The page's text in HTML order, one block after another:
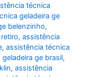
técnica
geladeira ge
belenzinho,
,assistência
,assistência técnica
ge brasil,
,assistência